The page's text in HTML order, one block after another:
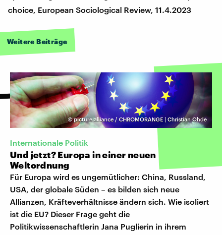
choice, European Sociological Review, 11.4.2023
Weitere Beiträge
©picture alliance / CHROMORANGE | Christian Ohde
Internationale Politik
Und jetzt? Europa in einer neuen
Weltordnung
Für Europa wird es ungemütlicher: China, Russland,
USA, der globale Süden – es bilden sich neue
Allianzen, Kräfteverhältnisse ändern sich. Wie isoliert
ist die EU? Dieser Frage geht die
Politikwissenschaftlerin Jana Puglierin in ihrem